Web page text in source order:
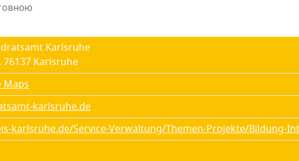
Karlsruhe
Karlsruhe
Maps
karlsruhe.de
karlsruhe.de/Service-Verwaltung/Themen-Projekte/Bildung-